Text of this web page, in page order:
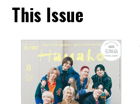
This Issue